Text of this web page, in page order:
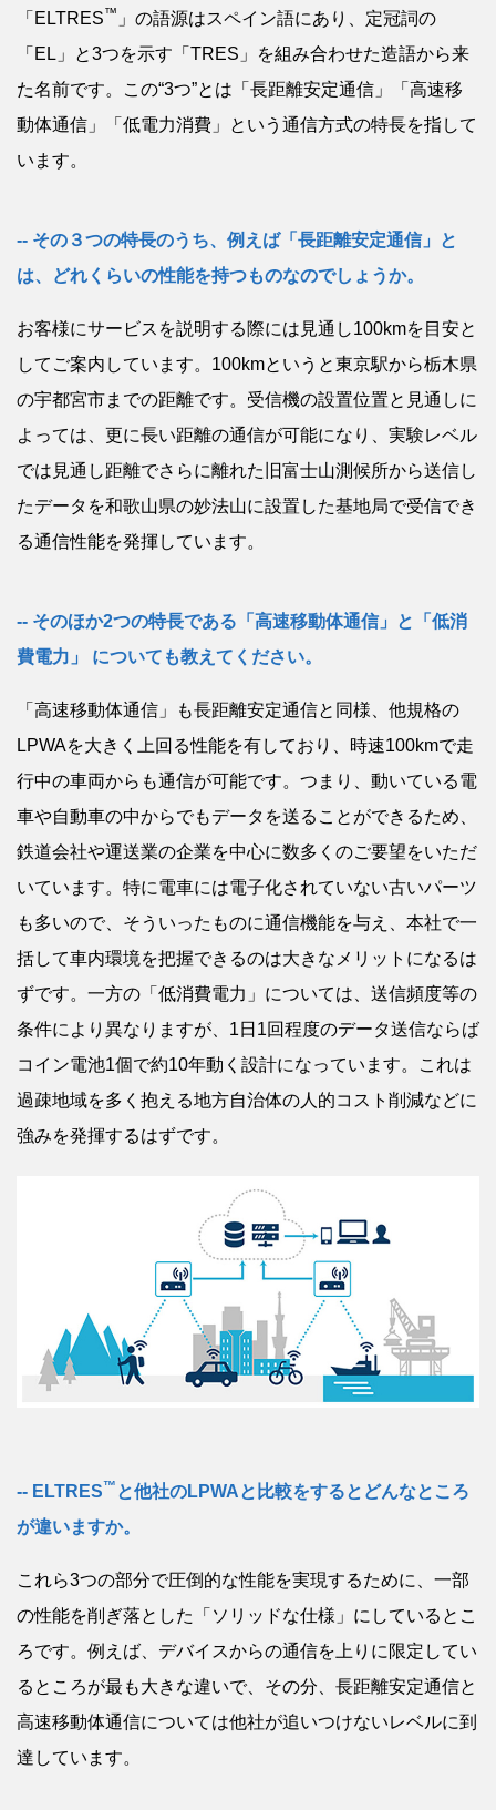
「ELTRES™ 」の語源はスペイン語にあり、定冠詞の
「EL」と3つを示す「TRES」を組み合わせた造語から来
た名前です。この“3つ”とは「長距離安定通信」「高速移
動体通信」「低電力消費」という通信方式の特長を指して
います。
その３つの特長のうち、例えば「長距離安定通信」と
は、どれくらいの性能を持つものなのでしょうか。
お客様にサービスを説明する際には見通し100kmを目安と
してご案内しています。100kmというと東京駅から栃木県
の宇都宮市までの距離です。受信機の設置位置と見通しに
よっては、更に長い距離の通信が可能になり、実験レベル
では見通し距離でさらに離れた旧富士山測候所から送信し
たデータを和歌山県の妙法山に設置した基地局で受信でき
る通信性能を発揮しています。
そのほか2つの特長である「高速移動体通信」と「低消
費電力」 についても教えてください。
「高速移動体通信」も長距離安定通信と同様、他規格の
LPWAを大きく上回る性能を有しており、時速100kmで走
行中の車両からも通信が可能です。つまり、動いている電
車や自動車の中からでもデータを送ることができるため、
鉄道会社や運送業の企業を中心に数多くのご要望をいただ
いています。特に電車には電子化されていない古いパーツ
も多いので、そういったものに通信機能を与え、本社で一
括して車内環境を把握できるのは大きなメリットになるは
ずです。一方の「低消費電力」については、送信頻度等の
条件により異なりますが、1日1回程度のデータ送信ならば
コイン電池1個で約10年動く設計になっています。これは
過疎地域を多く抱える地方自治体の人的コスト削減などに
強みを発揮するはずです。
ELTRES™ と他社のLPWAと比較をするとどんなところ
が違いますか。
これら3つの部分で圧倒的な性能を実現するために、一部
の性能を削ぎ落とした「ソリッドな仕様」にしているとこ
ろです。例えば、デバイスからの通信を上りに限定してい
るところが最も大きな違いで、その分、長距離安定通信と
高速移動体通信については他社が追いつけないレベルに到
達しています。